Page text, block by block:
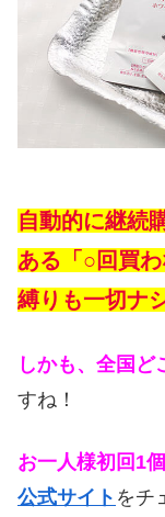
自動的に継続
ある「○回買
縛りも一切ナ
しかも、全国ど
すね！
お一人様初回1
公式サイト をチ